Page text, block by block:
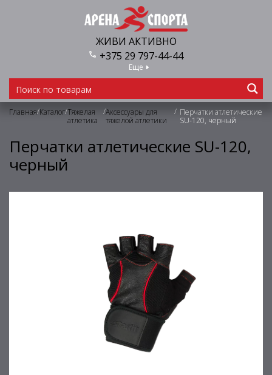
ЖИВИ АКТИВНО
+375 29 797-44-44
Еще
Главная/Каталог/Тяжелая
атлетика
/Аксессуары для
тяжелой атлетики
/ Перчатки атлетические
SU-120, черный
Перчатки атлетические SU-120,
черный